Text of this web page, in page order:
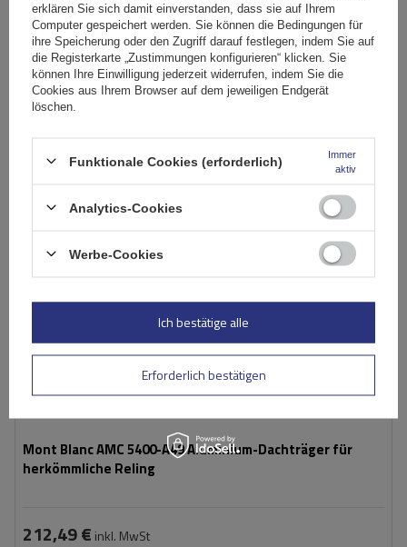
165,49 €inkl. MwSt
Große Menge verfügbar Wir versenden schon am11. August
In den
Mont Blanc AMC 5400-A49 Aluminium-Dachträger für
herkömmliche Reling
212,49 € inkl. MwSt
erklären Sie sich damit einverstanden, dass sie auf Ihrem
Computer gespeichert werden. Sie können die Bedingungen für
ihre Speicherung oder den Zugriff darauf festlegen, indem Sie auf
die Registerkarte „Zustimmungen konfigurieren“ klicken. Sie
können Ihre Einwilligung jederzeit widerrufen, indem Sie die
Cookies aus Ihrem Browser auf dem jeweiligen Endgerät
löschen.
Funktionale Cookies (erforderlich)
Immer
aktiv
Analytics-Cookies
Werbe-Cookies
Erforderlich bestätigen
Ich bestätige alle